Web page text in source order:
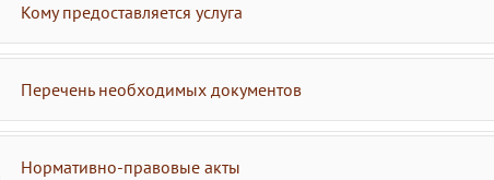
Кому предоставляется услуга
Перечень необходимых документов
Нормативно-правовые акты